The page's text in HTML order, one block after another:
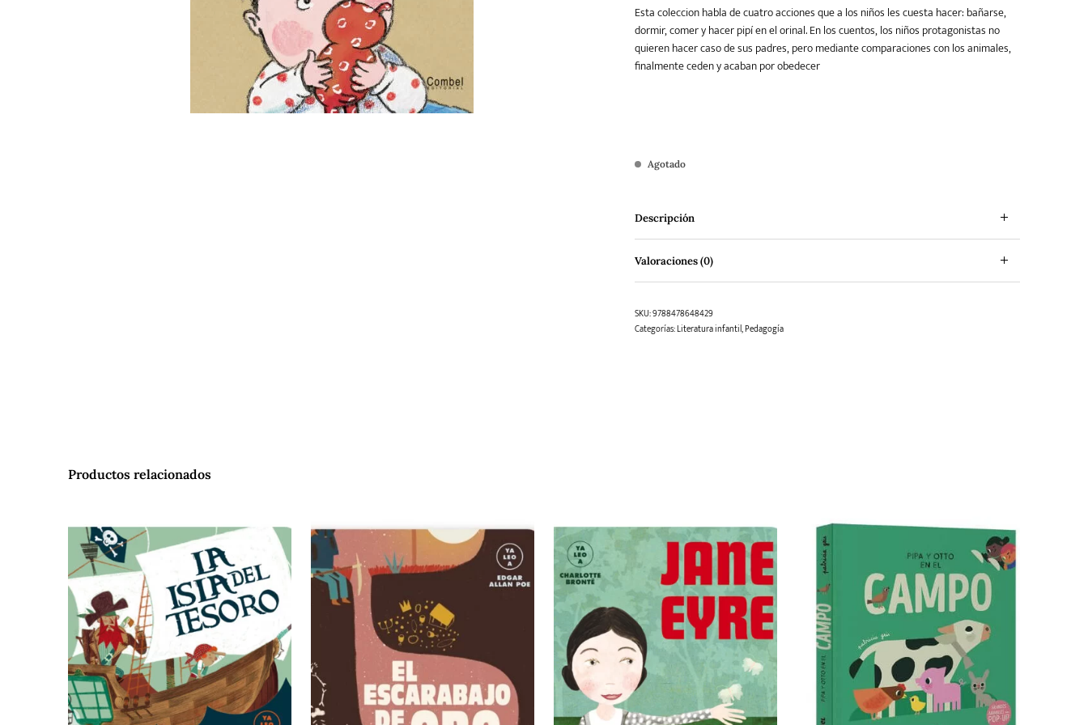
Teatro Young Adult
Esta coleccion habla de cuatro acciones que a los niños les cuesta hacer: bañarse,
dormir, comer y hacer pipí en el orinal. En los cuentos, los niños protagonistas no
quieren hacer caso de sus padres, pero mediante comparaciones con los animales,
finalmente ceden y acaban por obedecer
Agotado
Descripción
Valoraciones (0)
SKU:9788478648429
Categorías:Literatura infantil,Pedagogía
Productos relacionados